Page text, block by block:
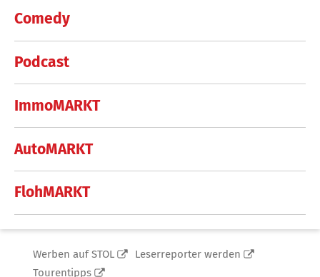
Comedy
Podcast
ImmoMARKT
AutoMARKT
FlohMARKT
Werben auf STOL
Leserreporter werden
Tourentipps